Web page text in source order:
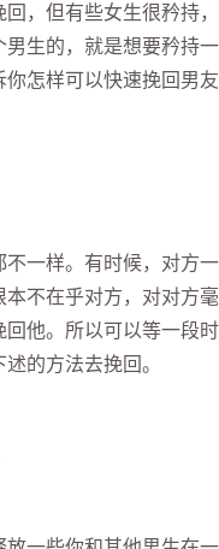
但有些女生很矜持，
生的，就是想要矜持
怎样可以快速挽回男友
样。有时候，对方一
不在乎对方，对对方
他。所以可以等一段
的方法去挽回。